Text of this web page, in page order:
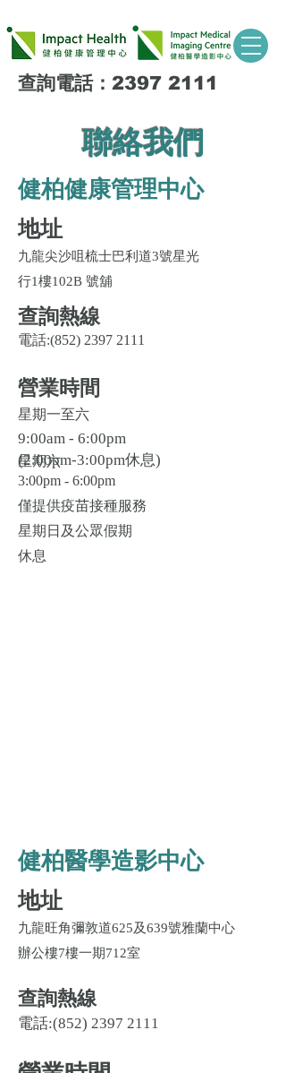
查詢電話：2397 2111
聯絡我們
健柏健康管理中心
地址
查詢熱線
九龍尖沙咀梳士巴利道3號星光
行1樓102B 號舖
電話:(852) 2397 2111
營業時間
星期一至六
星期六
9:00am - 6:00pm
​(2:00pm-3:00pm休息)
3:00pm - 6:00pm
僅提供疫苗接種服務
星期日及公眾假期
休息
健柏醫學造影中心
地址
九龍旺角彌敦道625及639號雅蘭中心
辦公樓7樓一期712室
查詢熱線
電話:(852) 2397 2111